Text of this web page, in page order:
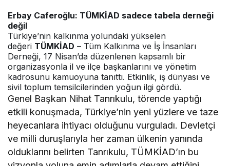
Erbay Caferoğlu: TÜMKİAD sadece tabela derneği
değil
Türkiye’nin kalkınma yolundaki yükselen
değeri TÜMKİAD – Tüm Kalkınma ve İş İnsanları
Derneği, 17 Nisan’da düzenlenen kapsamlı bir
organizasyonla il ve ilçe başkanlarını ve yönetim
kadrosunu kamuoyuna tanıttı. Etkinlik, iş dünyası ve
sivil toplum temsilcilerinden yoğun ilgi gördü.
Genel Başkan Nihat Tanrıkulu, törende yaptığı
etkili konuşmada, Türkiye’nin yeni yüzlere ve taze
heyecanlara ihtiyacı olduğunu vurguladı. Devletçi
ve milli duruşlarıyla her zaman ülkenin yanında
olduklarını belirten Tanrıkulu, TÜMKİAD’ın bu